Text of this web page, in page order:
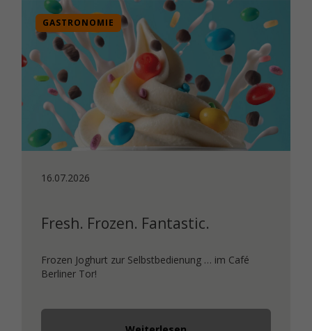
GASTRONOMIE
16.07.2026
Fresh. Frozen. Fantastic.
Frozen Joghurt zur Selbstbedienung … im Café
Berliner Tor!